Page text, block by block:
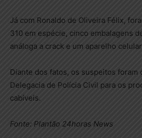
Já com Ronaldo de Oliveira Félix,
310 em espécie, cinco embalagens
análoga a crack e um aparelho
Diante dos fatos, os suspeitos foram
Delegacia de Polícia Civil para os
cabíveis.
Fonte: Plantão 24horas News